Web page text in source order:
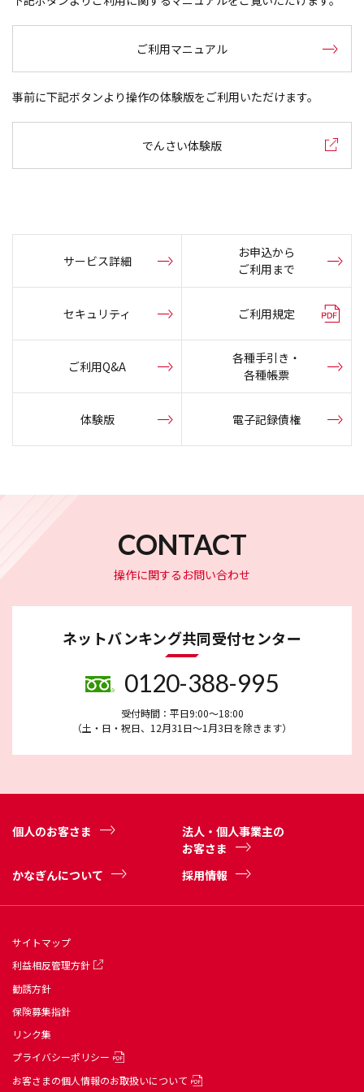
ご利用マニュアル
事前に下記ボタンより操作の体験版をご利用いただけます。
でんさい体験版
サービス詳細
お申込から
ご利用まで
セキュリティ ご利用規定
ご利用Q&A
各種手引き・
各種帳票
体験版 電子記録債権
CONTACT
操作に関するお問い合わせ
ネットバンキング共同受付センター
0120-388-995
受付時間：平日9:00～18:00
（土・日・祝日、12月31日～1月3日を除きます）
個人のお客さま
法人・個人事業主の
お客さま
かなぎんについて
採用情報
サイトマップ
利益相反管理方針
勧誘方針
保険募集指針
リンク集
プライバシーポリシー
お客さまの個人情報のお取扱いについて